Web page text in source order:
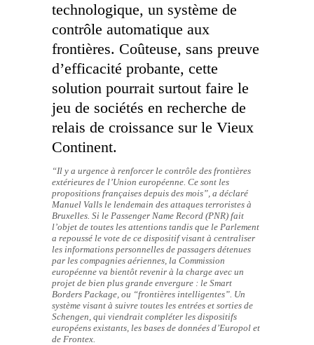
technologique, un système de
contrôle automatique aux
frontières. Coûteuse, sans preuve
d’efficacité probante, cette
solution pourrait surtout faire le
jeu de sociétés en recherche de
relais de croissance sur le Vieux
Continent.
“Il y a urgence à renforcer le contrôle des frontières
extérieures de l’Union européenne. Ce sont les
propositions françaises depuis des mois” , a déclaré
Manuel Valls le lendemain des attaques terroristes à
Bruxelles. Si le Passenger Name Record (PNR) fait
l’objet de toutes les attentions tandis que le Parlement
a repoussé le vote de ce dispositif visant à centraliser
les informations personnelles de passagers détenues
par les compagnies aériennes, la Commission
européenne va bientôt revenir à la charge avec un
projet de bien plus grande envergure : le Smart
Borders Package, ou “frontières intelligentes”. Un
système visant à suivre toutes les entrées et sorties de
Schengen, qui viendrait compléter les dispositifs
européens existants, les bases de données d’Europol et
de Frontex.